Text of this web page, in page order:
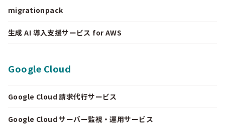
migrationpack
生成 AI 導入支援サービス for AWS
Google Cloud
Google Cloud 請求代行サービス
Google Cloud サーバー監視・運用サービス